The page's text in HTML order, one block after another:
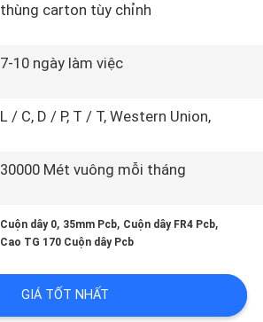
thùng carton tùy chỉnh
7-10 ngày làm việc
L / C, D / P, T / T, Western Union,
30000 Mét vuông mỗi tháng
Cuộn dây 0, 35mm Pcb, Cuộn dây FR4 Pcb,
Cao TG 170 Cuộn dây Pcb
GIÁ TỐT NHẤT